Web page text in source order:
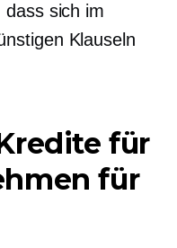
dass sich im
Klauseln
für
für